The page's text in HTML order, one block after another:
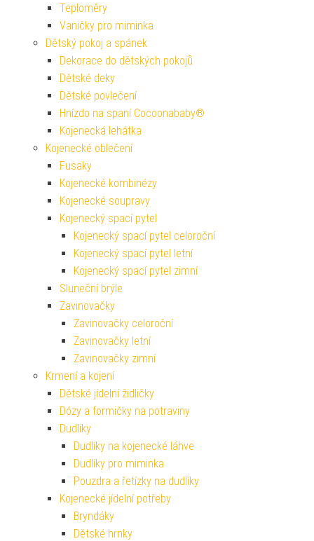
Teploměry
Vaničky pro miminka
Dětský pokoj a spánek
Dekorace do dětských pokojů
Dětské deky
Dětské povlečení
Hnízdo na spaní Cocoonababy®
Kojenecká lehátka
Kojenecké oblečení
Fusaky
Kojenecké kombinézy
Kojenecké soupravy
Kojenecký spací pytel
Kojenecký spací pytel celoroční
Kojenecký spací pytel letní
Kojenecký spací pytel zimní
Sluneční brýle
Zavinovačky
Zavinovačky celoroční
Zavinovačky letní
Zavinovačky zimní
Krmení a kojení
Dětské jídelní židličky
Dózy a formičky na potraviny
Dudlíky
Dudlíky na kojenecké láhve
Dudlíky pro miminka
Pouzdra a řetízky na dudlíky
Kojenecké jídelní potřeby
Bryndáky
Dětské hrnky